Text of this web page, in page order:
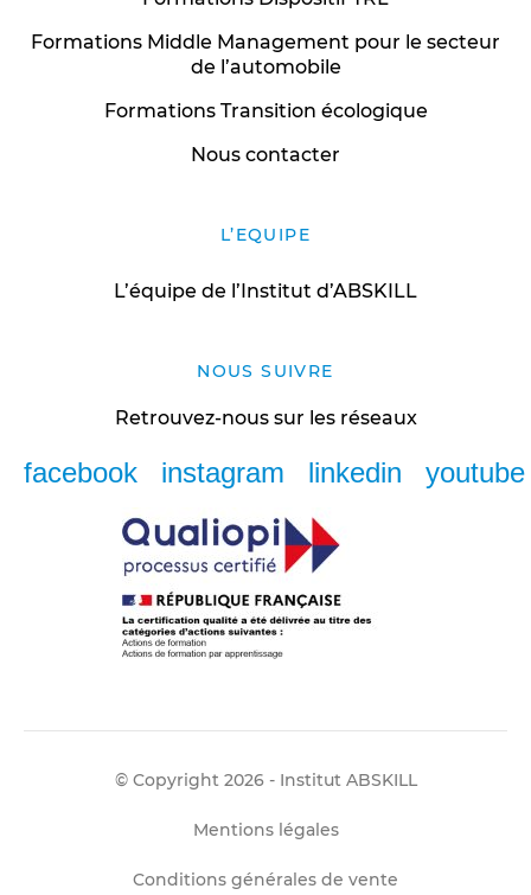
Formations Middle Management pour le secteur
de l’automobile
Formations Transition écologique
Nous contacter
L’EQUIPE
L’équipe de l’Institut d’ABSKILL
NOUS SUIVRE
Retrouvez-nous sur les réseaux
facebook instagram linkedin youtube
© Copyright 2026 - Institut ABSKILL
Mentions légales
Conditions générales de vente